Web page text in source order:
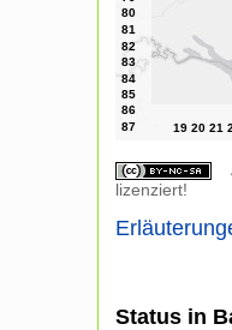
lizenziert!
Status in